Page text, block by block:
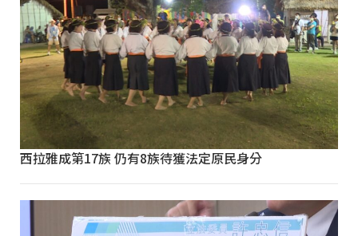
西拉雅成第17族 仍有8族待獲法定原民身分